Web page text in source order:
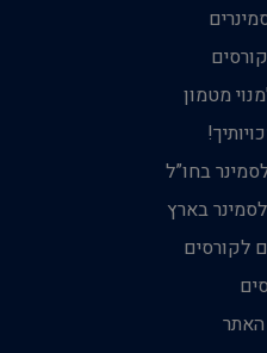
מטמון
בחו”ל
בארץ
לקורסים
האתר